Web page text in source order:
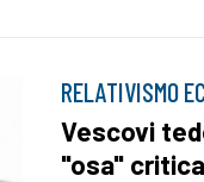
RELATIVISMO
Vescovi
"osa"